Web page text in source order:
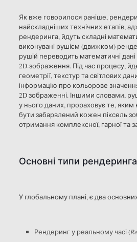
Як вже говорилося раніше,
найскладніших технічних етапів,
рендеринга, йдуть складні
виконувані рушієм (движком)
рушій переводить математичні
2D-зображення. Під час процесу,
геометрії, текстур та світлових
інформацію про кольорове
2D зображенні. Іншими словами,
у нього даних, прораховує те,
бути забарвлений кожен піксель
отримання комплексної, гарної та
Основні типи
У глобальному плані, є два
Рендеринг у реальному часі (